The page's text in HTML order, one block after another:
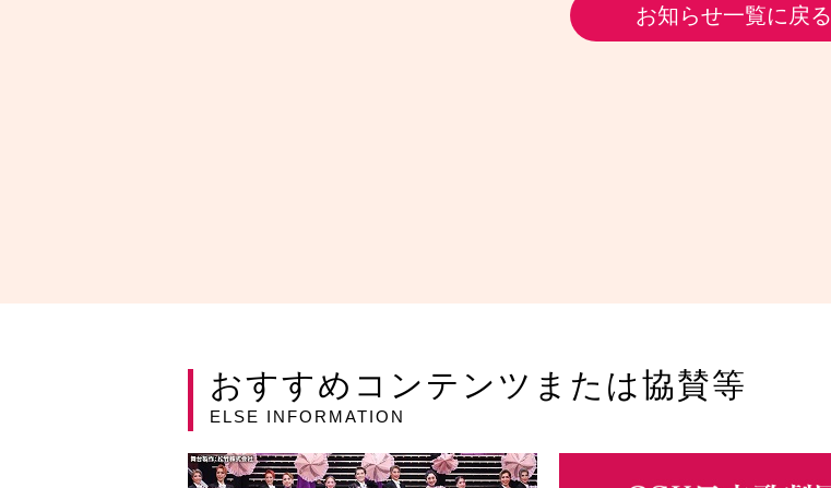
お知らせ一覧に戻る
おすすめコンテンツまたは協賛等
ELSE INFORMATION